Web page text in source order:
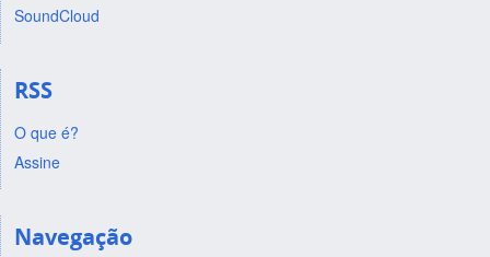
SoundCloud
RSS
O que é?
Assine
Navegação